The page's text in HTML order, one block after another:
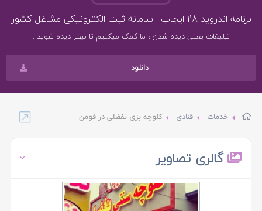
برنامه اندروید 118 ایجاب | سامانه ثبت الکترونیکی مشاغل کشور
تبلیغات یعنی دیده شدن ، ما کمک میکنیم تا بهتر دیده شوید .
دانلود
خدمات قنادی کلوچه پزی تفضلی در فومن
گالری تصاویر